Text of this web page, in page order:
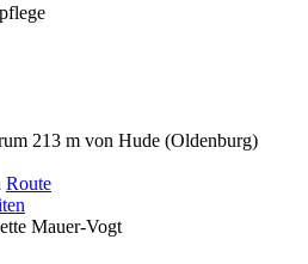
213 m von Hude (Oldenburg)
Route
Mauer-Vogt